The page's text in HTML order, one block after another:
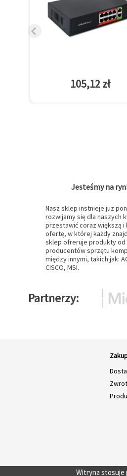
105,12 zł
Jesteśmy na
Nasz sklep instnieje juz
rozwijamy się dla naszych
przestawić coraz większą
ofertę, w której każdy
sklep ofreruje produkty od
producentów sprzętu
między innymi, takich jak:
CISCO, MSI.
Partnerzy
Witryna stosuje